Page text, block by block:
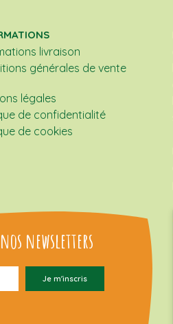
livraison
générales de vente
légales
de confidentialité
de cookies
newsletters